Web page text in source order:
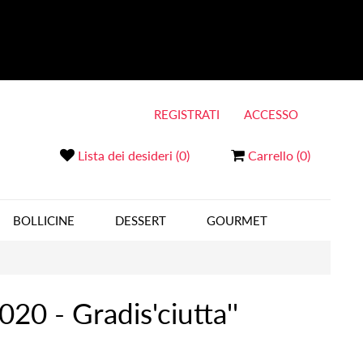
Lista dei desideri (0) Carrello (0)
REGISTRATI ACCESSO
BOLLICINE DESSERT GOURMET
- Gradis'ciutta